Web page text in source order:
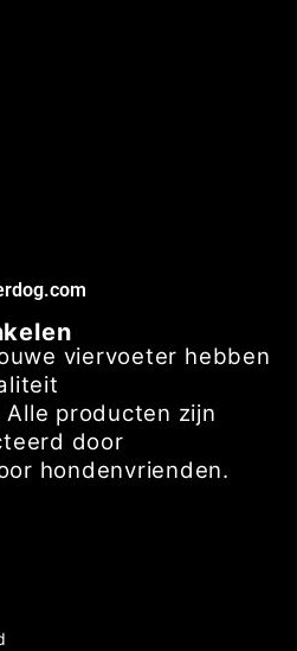
viervoeter hebben
producten zijn
door
hondenvrienden.